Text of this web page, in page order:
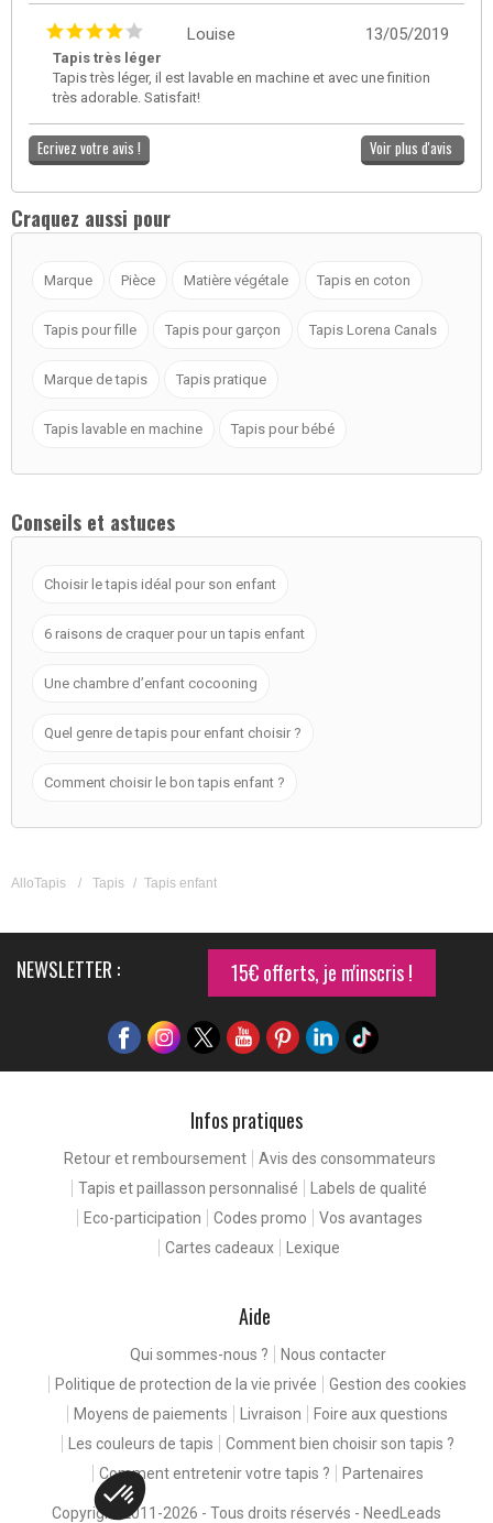
13/05/2019
Louise
Tapis très léger
Tapis très léger, il est lavable en machine et avec une finition
très adorable. Satisfait!
Ecrivez votre avis ! Voir plus d'avis
Craquez aussi pour
Marque Pièce Matière végétale Tapis en coton
Tapis pour fille Tapis pour garçon Tapis Lorena Canals
Marque de tapis Tapis pratique
Tapis lavable en machine Tapis pour bébé
Conseils et astuces
Choisir le tapis idéal pour son enfant
6 raisons de craquer pour un tapis enfant
Une chambre d’enfant cocooning
Quel genre de tapis pour enfant choisir ?
Comment choisir le bon tapis enfant ?
AlloTapis / Tapis / Tapis enfant
NEWSLETTER : 15€ offerts, je m'inscris !
Infos pratiques
Retour et remboursement
Avis des consommateurs
Tapis et paillasson personnalisé
Labels de qualité
Eco-participation
Codes promo
Vos avantages
Cartes cadeaux
Lexique
Aide
Qui sommes-nous ?
Nous contacter
Politique de protection de la vie privée
Gestion des cookies
Moyens de paiements
Livraison
Foire aux questions
Les couleurs de tapis
Comment bien choisir son tapis ?
Comment entretenir votre tapis ?
Partenaires
Copyright 2011-2026 - Tous droits réservés - NeedLeads